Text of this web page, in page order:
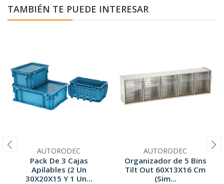
TAMBIÉN TE PUEDE INTERESAR
AUTORODEC
Pack De 3 Cajas
Apilables (2 Un
30X20X15 Y 1 Un...
AUTORODEC
Organizador de 5 Bins
Tilt Out 60X13X16 Cm
(Sim...